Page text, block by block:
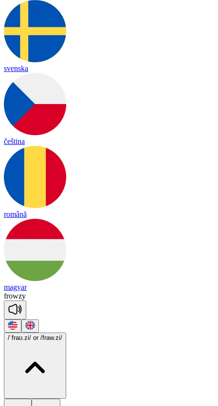
svenska
čeština
română
magyar
frowzy
/ˈfraʊ.zi/ or /fraw.zi/